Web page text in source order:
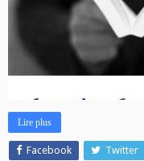
Lire plus
Facebook Twitter